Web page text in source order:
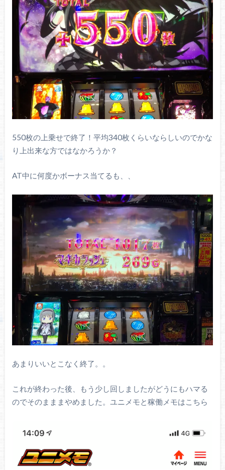
550枚の上乗せで終了！平均340枚くらいならしいのでかな
り上出来な方ではなかろうか？
AT中に何度かボーナス当てるも、、
あまりいいとこなく終了。。
これが終わった後、もう少し回しましたがどうにもハマる
のでそのまままやめました。ユニメモと稼働メモはこちら